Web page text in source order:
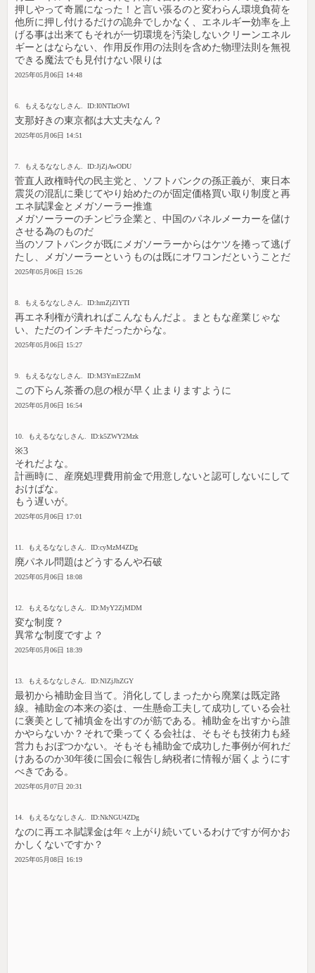
押しやって奇麗になった！と言い張るのと変わらん環境負荷を
他所に押し付けるだけの詭弁でしかなく、エネルギー効率を上
げる事は出来てもそれが一切環境を汚染しないクリーンエネル
ギーとはならない、作用反作用の法則を含めた物理法則を無視
できる魔法でも見付けない限りは
2025年05月06日 14:48
6. もえるななしさん. ID:I0NTIzOWI
支那好きの東京都は大丈夫なん？
2025年05月06日 14:51
7. もえるななしさん. ID:JjZjAwODU
菅直人政権時代の民主党と、ソフトバンクの孫正義が、東日本
震災の混乱に乗じてやり始めたのが固定価格買い取り制度と再
エネ賦課金とメガソーラー推進
メガソーラーのチンピラ企業と、中国のパネルメーカーを儲け
させる為のものだ
当のソフトバンクが既にメガソーラーからはケツを捲って逃げ
たし、メガソーラーというものは既にオワコンだということだ
2025年05月06日 15:26
8. もえるななしさん. ID:hmZjZlYTI
再エネ利権が潰れればこんなもんだよ。まともな産業じゃな
い、ただのインチキだったからな。
2025年05月06日 15:27
9. もえるななしさん. ID:M3YmE2ZmM
この下らん茶番の息の根が早く止まりますように
2025年05月06日 16:54
10. もえるななしさん. ID:k5ZWY2Mzk
※3
それだよな。
計画時に、産廃処理費用前金で用意しないと認可しないにして
おけばな。
もう遅いが。
2025年05月06日 17:01
11. もえるななしさん. ID:cyMzM4ZDg
廃パネル問題はどうするんや石破
2025年05月06日 18:08
12. もえるななしさん. ID:MyY2ZjMDM
変な制度？
異常な制度ですよ？
2025年05月06日 18:39
13. もえるななしさん. ID:NlZjJhZGY
最初から補助金目当て。消化してしまったから廃業は既定路
線。補助金の本来の姿は、一生懸命工夫して成功している会社
に褒美として補填金を出すのが筋である。補助金を出すから誰
かやらないか？それで乗ってくる会社は、そもそも技術力も経
営力もおぼつかない。そもそも補助金で成功した事例が何れだ
けあるのか30年後に国会に報告し納税者に情報が届くようにす
べきである。
2025年05月07日 20:31
14. もえるななしさん. ID:NkNGU4ZDg
なのに再エネ賦課金は年々上がり続いているわけですが何かお
かしくないですか？
2025年05月08日 16:19